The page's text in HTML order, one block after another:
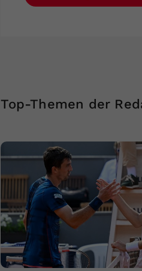
Top-Themen der